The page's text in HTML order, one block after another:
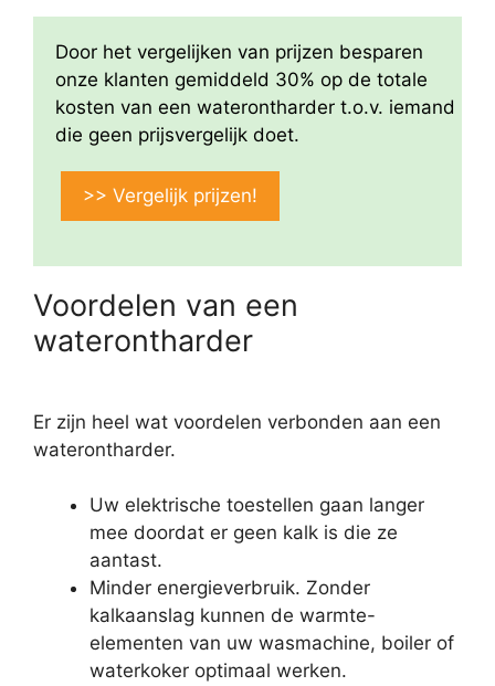
Door het vergelijken van prijzen besparen
onze klanten gemiddeld 30% op de totale
kosten van een waterontharder t.o.v. iemand
die geen prijsvergelijk doet.
>> Vergelijk prijzen!
Voordelen van een
waterontharder
Er zijn heel wat voordelen verbonden aan een
waterontharder.
Uw elektrische toestellen gaan langer
mee doordat er geen kalk is die ze
aantast.
Minder energieverbruik. Zonder
kalkaanslag kunnen de warmte-
elementen van uw wasmachine, boiler of
waterkoker optimaal werken.